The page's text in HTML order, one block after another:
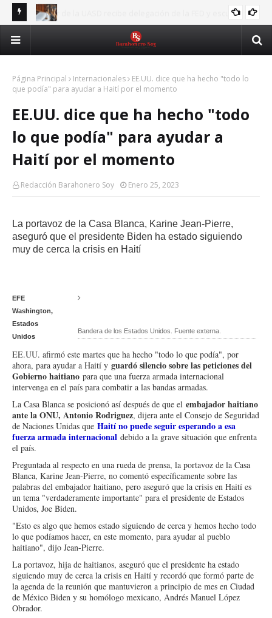
Nuevo Código Penal fortalece la protección de las mujeres,
niños y víctimas de violencia
Página Principal Internacionales
EE.UU. dice que ha hecho "todo lo
que podía" para ayudar a Haití por el momento
EE.UU. dice que ha hecho "todo
lo que podía" para ayudar a
Haití por el momento
Redacción Barahonero Soy Enero 25, 2023
La portavoz de la Casa Blanca, Karine Jean-Pierre,
aseguró que el presidente Biden ha estado siguiendo
muy de cerca la crisis en Haití
Bandera de los Estados Unidos. Fuente externa.
EFE
Washington,
Estados
Unidos
EE.UU. afirmó este martes que ha hecho "todo lo que podía", por
ahora, para ayudar a Haití y guardó silencio sobre las peticiones del
Gobierno haitiano para que una fuerza armada internacional
intervenga en el país para combatir a las bandas armadas.
La Casa Blanca se posicionó así después de que el embajador haitiano
ante la ONU, Antonio Rodriguez, dijera ante el Consejo de Seguridad
de Naciones Unidas que Haití no puede seguir esperando a esa
fuerza armada internacional debido a la grave situación que enfrenta
el país.
Preguntada al respecto en una rueda de prensa, la portavoz de la Casa
Blanca, Karine Jean-Pierre, no comentó específicamente sobre las
palabras del embajador haitiano, pero aseguró que la crisis en Haití es
un tema "verdaderamente importante" para el presidente de Estados
Unidos, Joe Biden.
"Esto es algo que hemos estado siguiendo de cerca y hemos hecho todo
lo que podíamos hacer, en este momento, para ayudar al pueblo
haitiano", dijo Jean-Pierre.
La portavoz, hija de haitianos, aseguró que el presidente ha estado
siguiendo muy de cerca la crisis en Haití y recordó que formó parte de
la agenda de la reunión que mantuvieron a principio de mes en Ciudad
de México Biden y su homólogo mexicano, Andrés Manuel López
Obrador.